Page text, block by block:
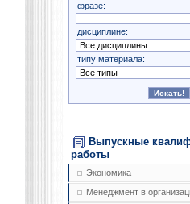
фразе:
дисциплине:
типу материала:
Выпускные
работы
Экономика
Менеджмент в